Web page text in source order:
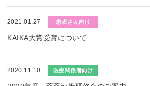
2021.01.27 患者さん向け
KAIKA大賞受賞について
2020.11.10 医療関係者向け